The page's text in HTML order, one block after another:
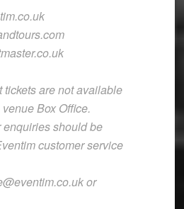
tickets are not available
Box Office.
should be
customer service
or